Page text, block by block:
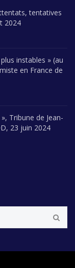
tentatives
2024
instables » (au
en France de
Tribune de Jean-
23 juin 2024